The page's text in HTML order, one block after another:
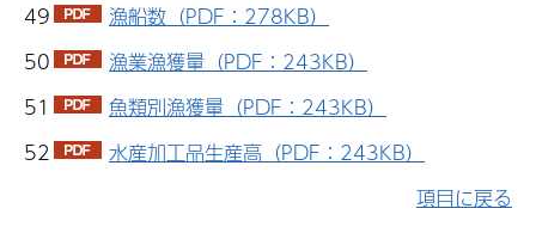
49
漁船数（PDF：278KB）
50
漁業漁獲量（PDF：243KB）
51
魚類別漁獲量（PDF：243KB）
52
水産加工品生産高（PDF：243KB）
項目に戻る